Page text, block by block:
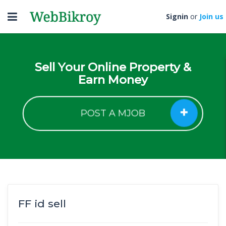
Toggle
navigation
Signin or Join us
Sell Your Online Property &
Earn Money
POST A MJOB
FF id sell